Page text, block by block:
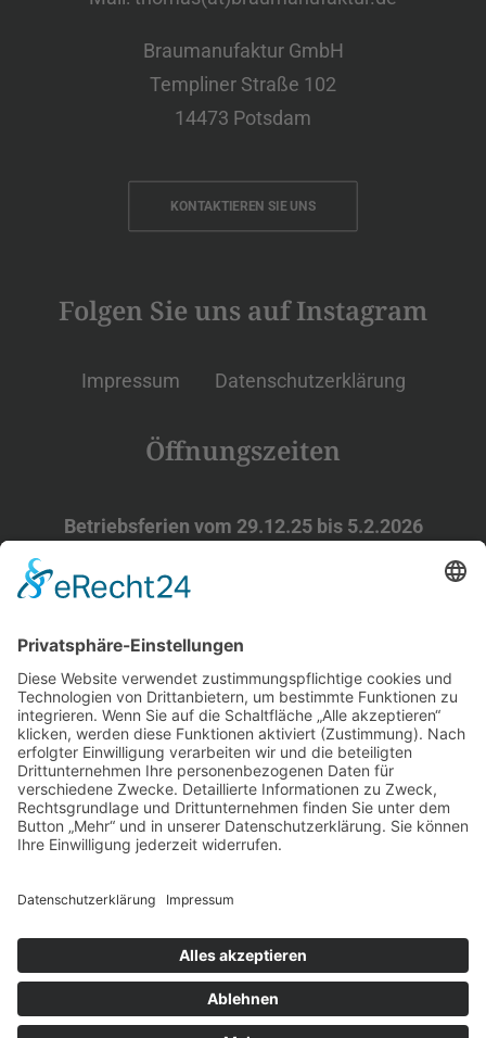
Braumanufaktur GmbH
Templiner Straße 102
14473 Potsdam
KONTAKTIEREN SIE UNS
Folgen Sie uns auf Instagram
Impressum Datenschutzerklärung
Öffnungszeiten
Betriebsferien vom 29.12.25 bis 5.2.2026
Wintersaison ab 06.02.2026
So 11-21 Uhr
Frühlingssaison ab Ostern
Do/Fr 12-21 Uhr
Sa/So 11-21 Uhr
Sommersaison ab 21.06.26
Mi/ Do 12-21 Uhr
Fr 12-22 Uhr
Sa 11-22 Uhr